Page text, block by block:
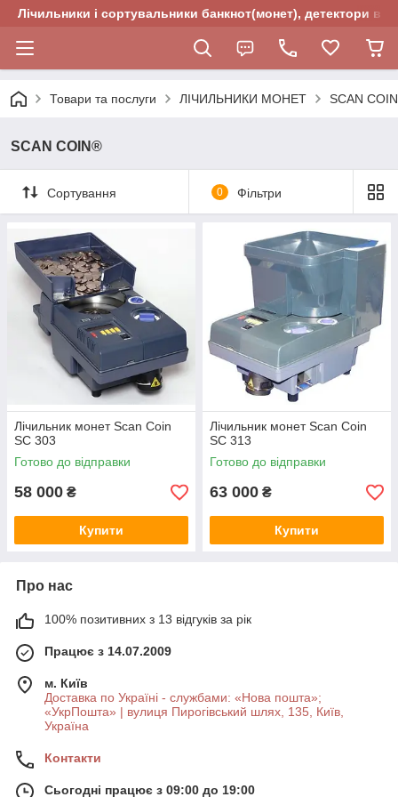
Лічильники і сортувальники банкнот(монет), детектори
Товари та послуги ЛІЧИЛЬНИКИ МОНЕТ SCAN
SCAN COIN®
Сортування 0 Фільтри
Лічильник монет Scan Coin
SC 303
Готово до відправки
58 000 ₴
Купити
Лічильник монет Scan Coin
SC 313
Готово до відправки
63 000 ₴
Купити
Про нас
100% позитивних з 13 відгуків за рік
Працює з 14.07.2009
м. Київ
Доставка по Україні - службами: «Нова пошта»;
«УкрПошта» | вулиця Пирогівський шлях, 135, Київ,
Україна
Контакти
Сьогодні працює з 09:00 до 19:00